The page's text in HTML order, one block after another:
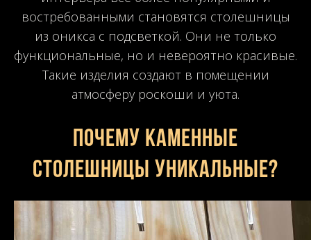
востребованными становятся столешницы
из оникса с подсветкой. Они не только
функциональные, но и невероятно красивые.
Такие изделия создают в помещении
атмосферу роскоши и уюта.
Почему каменные
столешницы уникальные?